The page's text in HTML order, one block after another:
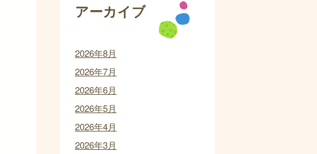
アーカイブ
2026年8月
2026年7月
2026年6月
2026年5月
2026年4月
2026年3月